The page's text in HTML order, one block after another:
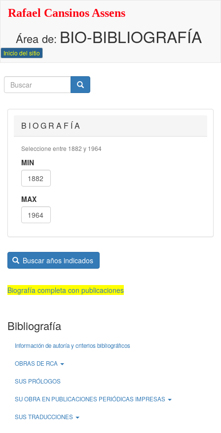
principal
Rafael Cansinos Assens
Área de: BIO-BIBLIOGRAFÍA
Inicio del sitio
Buscar
Buscar
Buscar
B I O G R A F Í A
Seleccione entre 1882 y 1964
MIN
MAX
Buscar años indicados
Biografía completa con publicaciones
Bibliografía
Información de autoría y criterios bibliográficos
OBRAS DE RCA
SUS PRÓLOGOS
SU OBRA EN PUBLICACIONES PERIÓDICAS IMPRESAS
SUS TRADUCCIONES